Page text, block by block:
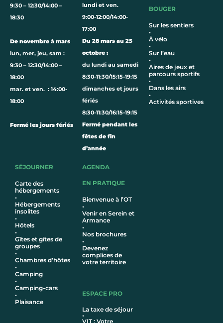
9:30 – 12:30/14:00 –
18:30
De novembre à mars
lun, mer, jeu, sam :
9:30 – 12:30/14:00 –
18:00
mar. et ven. : 14:00-
18:00
Fermé les jours fériés
lundi et ven.
9:00-12:00/14:00-
17:00
Du 28 mars au 25
octobre :
du lundi au samedi
8:30-11:30/15:15-19:15
dimanches et jours
fériés
8:30-11:30/16:15-19:15
Fermé pendant les
fêtes de fin
d’année
BOUGER
Sur les sentiers
•
À vélo
•
Sur l’eau
•
Aires de jeux et
parcours sportifs
•
Dans les airs
•
Activités sportives
SÉJOURNER
Carte des
hébergements
•
Hébergements
insolites
•
Hôtels
•
Gîtes et gîtes de
groupes
•
Chambres d’hôtes
•
Camping
•
Camping-cars
•
Plaisance
AGENDA
EN PRATIQUE
Bienvenue à l’OT
•
Venir en Serein et
Armance
•
Nos brochures
•
Devenez
complices de
votre territoire
ESPACE PRO
La taxe de séjour
•
VIT : Votre